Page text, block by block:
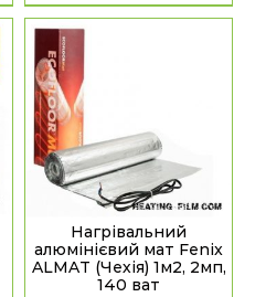
Нагрівальний
алюмінієвий мат Fenix
ALMAT (Чехія) 1м2, 2мп,
140 ват